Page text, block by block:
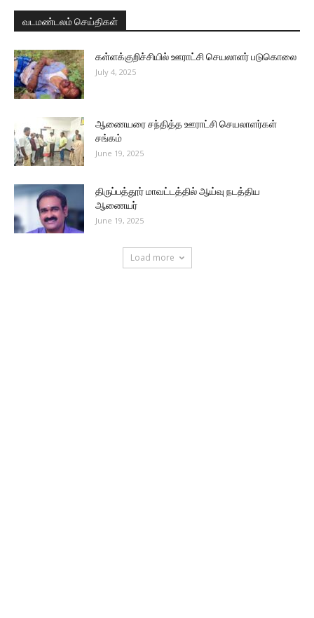
வடமண்டலம் செய்திகள்
கள்ளக்குறிச்சியில் ஊராட்சி செயலாளர் படுகொலை
July 4, 2025
ஆணையரை சந்தித்த ஊராட்சி செயலாளர்கள்
சங்கம்
June 19, 2025
திருப்பத்தூர் மாவட்டத்தில் ஆய்வு நடத்திய
ஆணையர்
June 19, 2025
Load more